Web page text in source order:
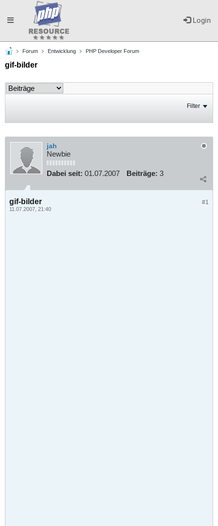
Login
Toggle
navigation
Forum Entwicklung PHP Developer Forum
gif-bilder
Filter
jah
Newbie
Dabei seit: 01.07.2007 Beiträge: 3
#1
gif-bilder
11.07.2007, 21:40